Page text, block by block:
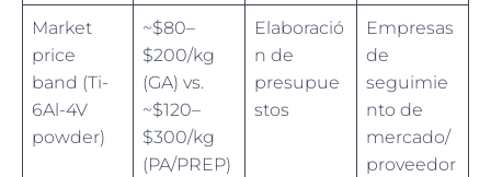
Market
price
band (Ti-
6Al-4V
powder)
~$80–
$200/kg
(GA) vs.
~$120–
$300/kg
(PA/PREP)
Elaboració
n de
presupue
stos
Empresas
de
seguimie
nto de
mercado/
proveedor